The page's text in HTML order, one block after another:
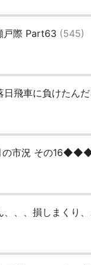
戸際 Part63 (545)
日飛車に負けたんだ
市況 その
、、、損しまくり